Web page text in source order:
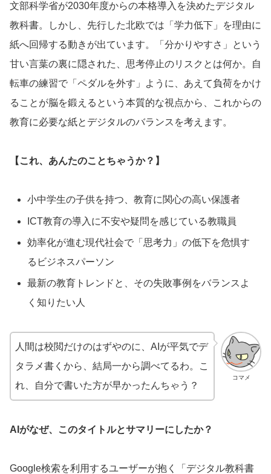
文部科学省が2030年度からの本格導入を決めたデジタル
教科書。しかし、先行した北欧では「学力低下」を理由に
紙へ回帰する動きが出ています。「分かりやすさ」という
甘い言葉の裏に隠された、思考停止のリスクとは何か。自
転車の練習で「ペダルを外す」ように、あえて負荷をかけ
ることが脳を鍛えるという本質的な視点から、これからの
教育に必要な紙とデジタルのバランスを考えます。
【これ、あんたのことちゃうか？】
小中学生の子供を持つ、教育に関心の高い保護者
ICT教育の導入に不安や疑問を感じている教職員
効率化が進む現代社会で「思考力」の低下を危惧す
るビジネスパーソン
最新の教育トレンドと、その失敗事例をバランスよ
く知りたい人
コマメ
人間は校閲だけのはずやのに、AIが平気でデ
タラメ書くから、結局一から調べてるわ。こ
れ、自分で書いた方が早かったんちゃう？
AIがなぜ、このタイトルとサマリーにしたか？
Google検索を利用するユーザーが抱く「デジタル教科書